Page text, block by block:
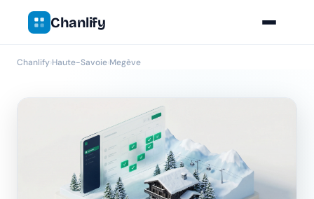
Chanlify
Chanlify›Haute-Savoie›Megève